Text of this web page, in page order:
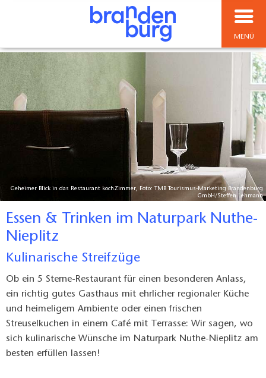
MENÜ
Geheimer Blick in das Restaurant kochZimmer, Foto: TMB Tourismus-Marketing Brandenburg
GmbH/Steffen Lehmann
Essen & Trinken im Naturpark Nuthe-
Nieplitz
Kulinarische Streifzüge
Ob ein 5 Sterne-Restaurant für einen besonderen Anlass,
ein richtig gutes Gasthaus mit ehrlicher regionaler Küche
und heimeligem Ambiente oder einen frischen
Streuselkuchen in einem Café mit Terrasse: Wir sagen, wo
sich kulinarische Wünsche im Naturpark Nuthe-Nieplitz am
besten erfüllen lassen!